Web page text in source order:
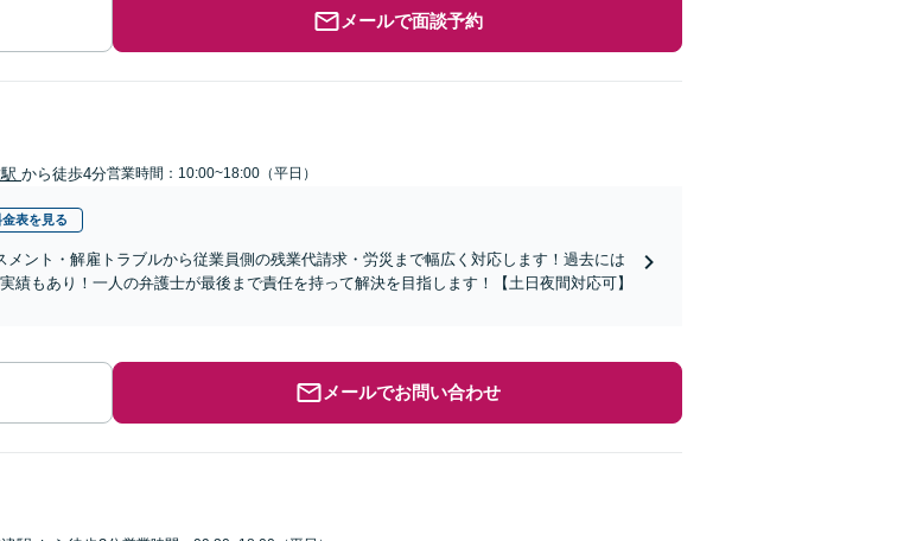
メールで面談予約
から徒歩4分営業時間：10:00~18:00（平日）
金表を見る
メント・解雇トラブルから従業員側の残業代請求・労災まで幅広く対応します！過去には
績もあり！一人の弁護士が最後まで責任を持って解決を目指します！【土日夜間対応可】
メールでお問い合わせ